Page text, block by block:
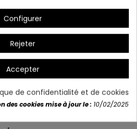
seule ampoule
Configurer
Rejeter
Accepter
de confidentialité et de cookies
des cookies mise à jour le : 10/02/2025